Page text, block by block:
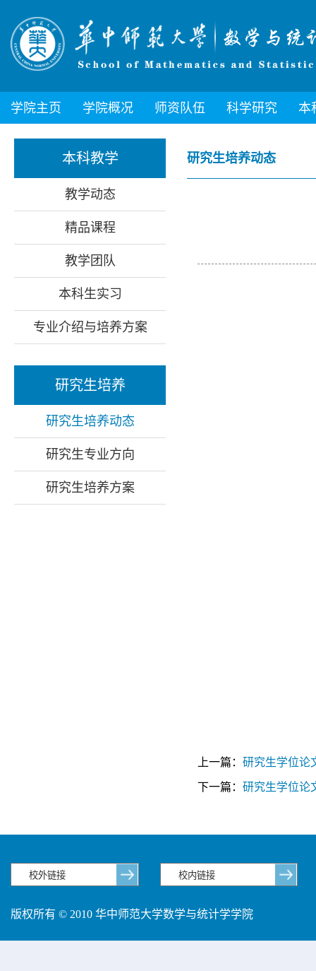
学院主页 学院概况 师资队伍 科学研究 本
本科教学
教学动态
精品课程
教学团队
本科生实习
专业介绍与培养方案
研究生培养
研究生培养动态
研究生专业方向
研究生培养方案
研究生培养动态
上一篇： 研究生学位论
下一篇： 研究生学位论
版权所有 © 2010 华中师范大学数学与统计学学院